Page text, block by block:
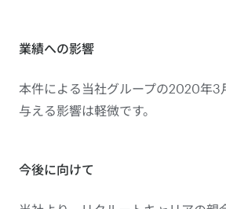
業績への影響
本件による当社グループの2020年3
与える影響は軽微です。
今後に向けて